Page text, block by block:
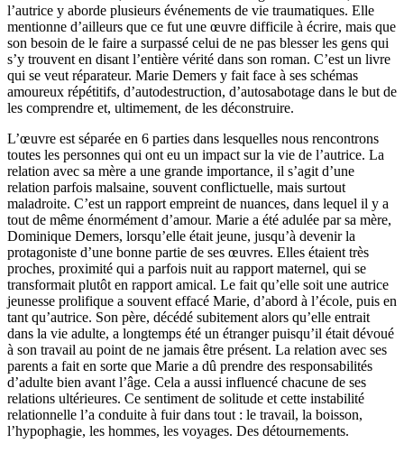
l’autrice y aborde plusieurs événements de vie traumatiques. Elle
mentionne d’ailleurs que ce fut une œuvre difficile à écrire, mais que
son besoin de le faire a surpassé celui de ne pas blesser les gens qui
s’y trouvent en disant l’entière vérité dans son roman. C’est un livre
qui se veut réparateur. Marie Demers y fait face à ses schémas
amoureux répétitifs, d’autodestruction, d’autosabotage dans le but de
les comprendre et, ultimement, de les déconstruire.
L’œuvre est séparée en 6 parties dans lesquelles nous rencontrons
toutes les personnes qui ont eu un impact sur la vie de l’autrice. La
relation avec sa mère a une grande importance, il s’agit d’une
relation parfois malsaine, souvent conflictuelle, mais surtout
maladroite. C’est un rapport empreint de nuances, dans lequel il y a
tout de même énormément d’amour. Marie a été adulée par sa mère,
Dominique Demers, lorsqu’elle était jeune, jusqu’à devenir la
protagoniste d’une bonne partie de ses œuvres. Elles étaient très
proches, proximité qui a parfois nuit au rapport maternel, qui se
transformait plutôt en rapport amical. Le fait qu’elle soit une autrice
jeunesse prolifique a souvent effacé Marie, d’abord à l’école, puis en
tant qu’autrice. Son père, décédé subitement alors qu’elle entrait
dans la vie adulte, a longtemps été un étranger puisqu’il était dévoué
à son travail au point de ne jamais être présent. La relation avec ses
parents a fait en sorte que Marie a dû prendre des responsabilités
d’adulte bien avant l’âge. Cela a aussi influencé chacune de ses
relations ultérieures. Ce sentiment de solitude et cette instabilité
relationnelle l’a conduite à fuir dans tout : le travail, la boisson,
l’hypophagie, les hommes, les voyages. Des détournements.